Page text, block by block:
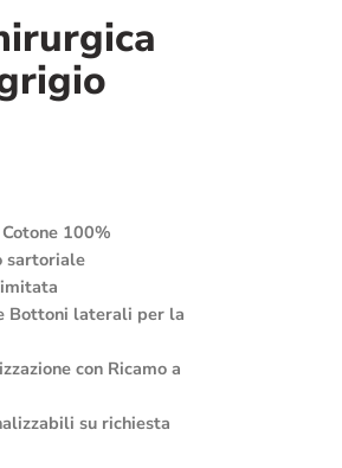
100%
sartoriale
Bottoni laterali per la
con Ricamo a
su richiesta